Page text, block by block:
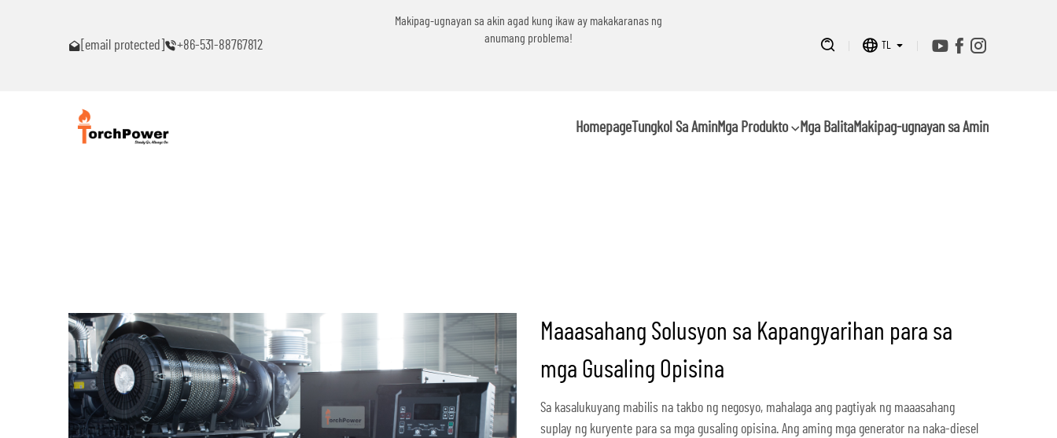
[email protected] +86-531-88767812
anumang problema!
Makipag-ugnayan sa akin agad kung ikaw ay makakaranas ng
anumang problema!
TL
HomepageTungkol Sa AminMga Produkto Mga BalitaMakipag-ugnayan sa Amin
Maaasahang Solusyon sa Kapangyarihan para sa
mga Gusaling Opisina
Sa kasalukuyang mabilis na takbo ng negosyo, mahalaga ang pagtiyak ng maaasahang
suplay ng kuryente para sa mga gusaling opisina. Ang aming mga generator na naka-diesel